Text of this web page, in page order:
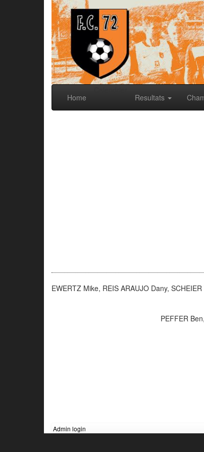
Home Resultats
EWERTZ Mike, REIS ARAUJO Dany,
PEFFER
Admin login